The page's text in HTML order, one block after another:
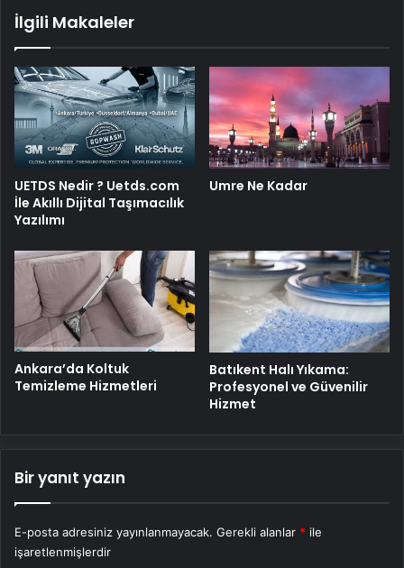
İlgili Makaleler
UETDS Nedir ? Uetds.com
İle Akıllı Dijital Taşımacılık
Yazılımı
Umre Ne Kadar
Ankara’da Koltuk
Temizleme Hizmetleri
Batıkent Halı Yıkama:
Profesyonel ve Güvenilir
Hizmet
Bir yanıt yazın
E-posta adresiniz yayınlanmayacak. Gerekli alanlar * ile
işaretlenmişlerdir